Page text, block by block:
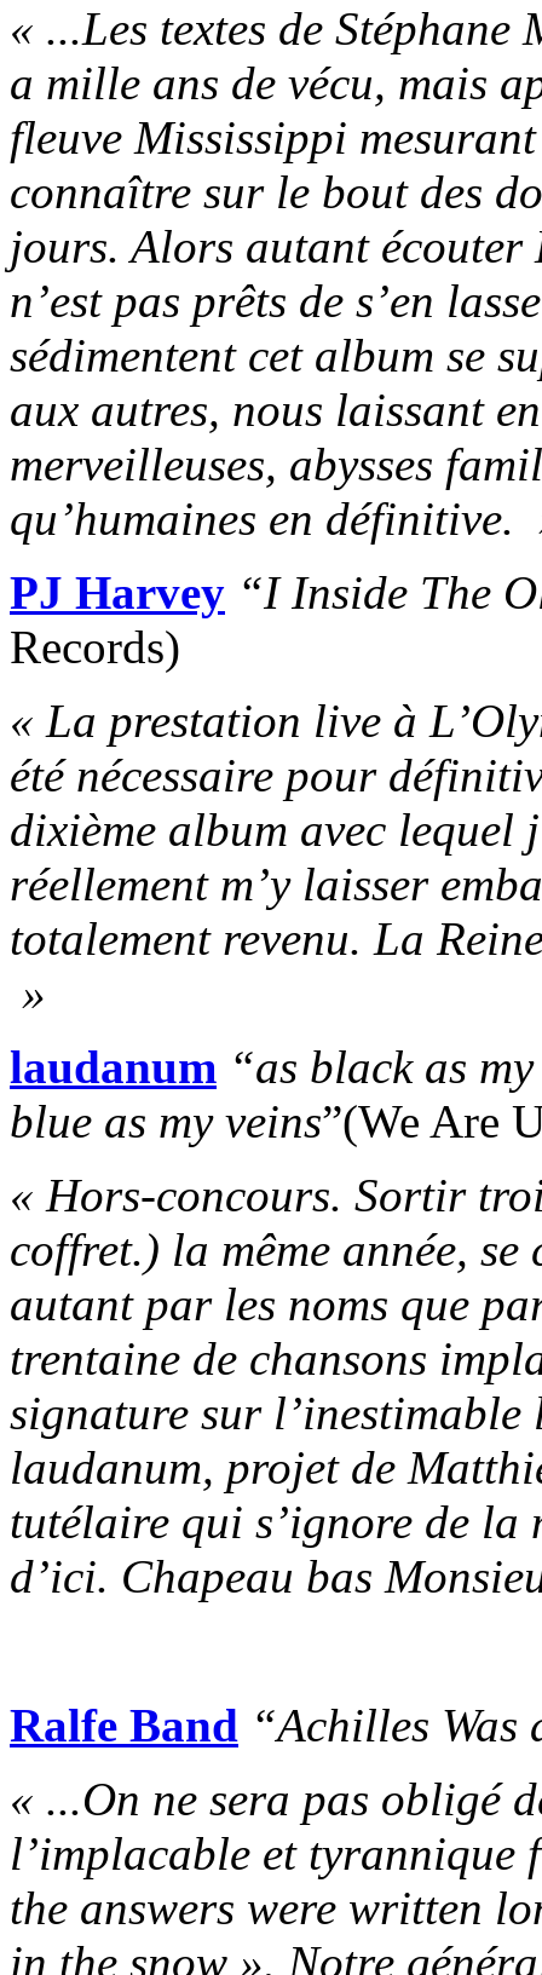
« ...Les textes de
a mille ans de vécu, mais
fleuve Mississippi
connaître sur le bout des
jours. Alors autant écouter
n’est pas prêts de s’en
sédimentent cet album se
aux autres, nous laissant
merveilleuses, abysses
qu’humaines en définitive.
PJ Harvey “I Inside The
Records)
« La prestation live à
été nécessaire pour
dixième album avec lequel
réellement m’y laisser
totalement revenu. La
»
laudanum “as black as
blue as my veins”(We Are
« Hors-concours. Sortir
coffret.) la même année,
autant par les noms que
trentaine de chansons
signature sur l’inestimable
laudanum, projet de
tutélaire qui s’ignore de la
d’ici. Chapeau bas
Ralfe Band “Achilles
« ...On ne sera pas obligé
l’implacable et
the answers were written
in the snow ». Notre